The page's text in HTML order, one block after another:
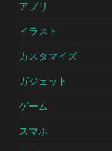
アプリ
イラスト
カスタマイズ
ガジェット
ゲーム
スマホ